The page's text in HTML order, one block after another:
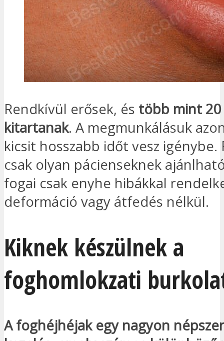
Rendkívül erősek, és több mint 20
kitartanak. A megmunkálásuk
kicsit hosszabb időt vesz igénybe.
csak olyan pácienseknek
fogai csak enyhe hibákkal
deformáció vagy átfedés nélkül.
Kiknek készülnek a
foghomlokzati
A foghéjhéjak egy nagyon